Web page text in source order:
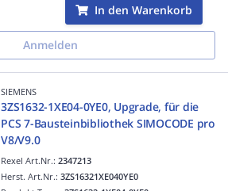
In den Warenkorb
Anmelden
SIEMENS
3ZS1632-1XE04-0YE0, Upgrade, für die
PCS 7-Bausteinbibliothek SIMOCODE pro
V8/V9.0
Rexel Art.Nr.: 2347213
Herst. Art.Nr.: 3ZS16321XE040YE0